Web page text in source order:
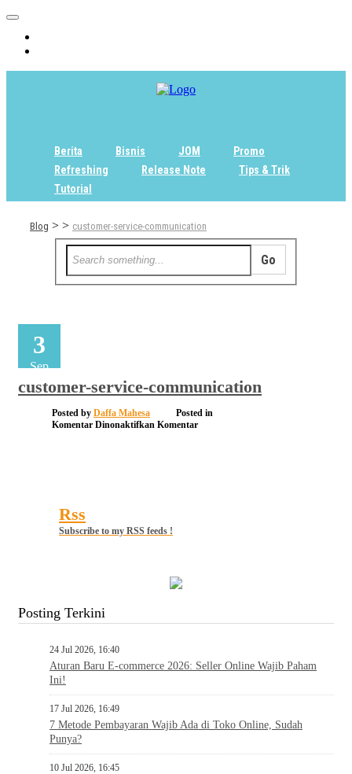
Berita Bisnis JOM
Promo
Refreshing
Release Note
Tips & Trik
Tutorial
Blog > > customer-service-communication
3
Sep
customer-service-communication
Posted by Daffa Mahesa
Posted in
Komentar Dinonaktifkan pada
Komentar
Rss
Subscribe to my RSS feeds !
Posting Terkini
24 Jul 2026, 16:40
Aturan Baru E-commerce 2026: Seller Online Wajib Paham
Ini!
17 Jul 2026, 16:49
7 Metode Pembayaran Wajib Ada di Toko Online, Sudah
Punya?
10 Jul 2026, 16:45